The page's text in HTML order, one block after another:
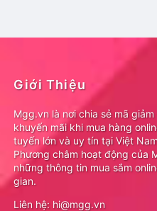
Giới Thiệu
Mgg.vn là nơi chia sẻ mã
khuyến mãi khi mua hàng
tuyến lớn và uy tín tại Việt
Phương châm hoạt động của
những thông tin mua sắm
gian.
Liên hệ: hi@mgg.vn